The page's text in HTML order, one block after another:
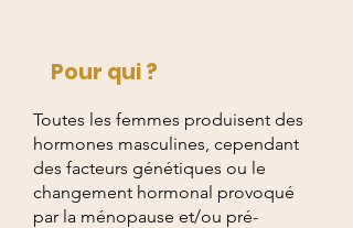
Pour qui ?
Toutes les femmes produisent des
hormones masculines, cependant
des facteurs génétiques ou le
changement hormonal provoqué
par la ménopause et/ou pré-